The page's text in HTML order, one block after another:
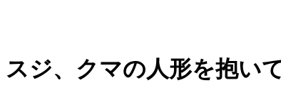
スジ、クマの人形を抱い